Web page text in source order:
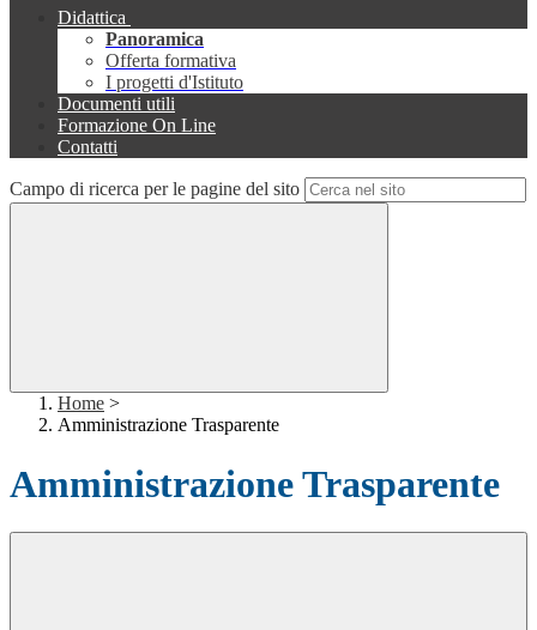
Didattica
Panoramica
Offerta formativa
I progetti d'Istituto
Documenti utili
Formazione On Line
Contatti
Campo di ricerca per le pagine del sito
Home >
Amministrazione Trasparente
Amministrazione Trasparente